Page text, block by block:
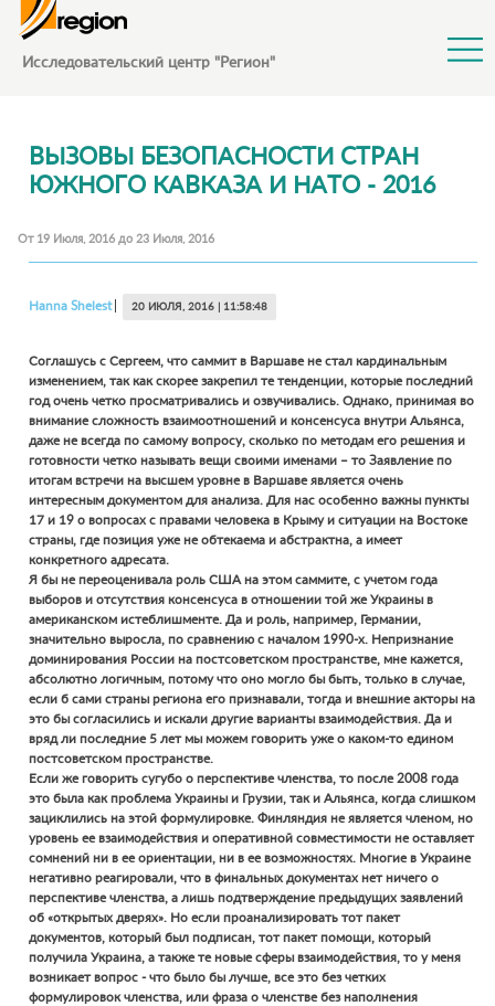
Исследовательский центр "Регион"
ВЫЗОВЫ БЕЗОПАСНОСТИ СТРАН
ЮЖНОГО КАВКАЗА И НАТО - 2016
От 19 Июля, 2016 до 23 Июля, 2016
Hanna Shelest 20 ИЮЛЯ, 2016 | 11:58:48
Соглашусь с Сергеем, что саммит в Варшаве не стал кардинальным
изменением, так как скорее закрепил те тенденции, которые последний
год очень четко просматривались и озвучивались. Однако, принимая во
внимание сложность взаимоотношений и консенсуса внутри Альянса,
даже не всегда по самому вопросу, сколько по методам его решения и
готовности четко называть вещи своими именами – то Заявление по
итогам встречи на высшем уровне в Варшаве является очень
интересным документом для анализа. Для нас особенно важны пункты
17 и 19 о вопросах с правами человека в Крыму и ситуации на Востоке
страны, где позиция уже не обтекаема и абстрактна, а имеет
конкретного адресата.
Я бы не переоценивала роль США на этом саммите, с учетом года
выборов и отсутствия консенсуса в отношении той же Украины в
американском истеблишменте. Да и роль, например, Германии,
значительно выросла, по сравнению с началом 1990-х. Непризнание
доминирования России на постсоветском пространстве, мне кажется,
абсолютно логичным, потому что оно могло бы быть, только в случае,
если б сами страны региона его признавали, тогда и внешние акторы на
это бы согласились и искали другие варианты взаимодействия. Да и
вряд ли последние 5 лет мы можем говорить уже о каком-то едином
постсоветском пространстве.
Если же говорить сугубо о перспективе членства, то после 2008 года
это была как проблема Украины и Грузии, так и Альянса, когда слишком
зациклились на этой формулировке. Финляндия не является членом, но
уровень ее взаимодействия и оперативной совместимости не оставляет
сомнений ни в ее ориентации, ни в ее возможностях. Многие в Украине
негативно реагировали, что в финальных документах нет ничего о
перспективе членства, а лишь подтверждение предыдущих заявлений
об «открытых дверях». Но если проанализировать тот пакет
документов, который был подписан, тот пакет помощи, который
получила Украина, а также те новые сферы взаимодействия, то у меня
возникает вопрос - что было бы лучше, все это без четких
формулировок членства, или фраза о членстве без наполнения